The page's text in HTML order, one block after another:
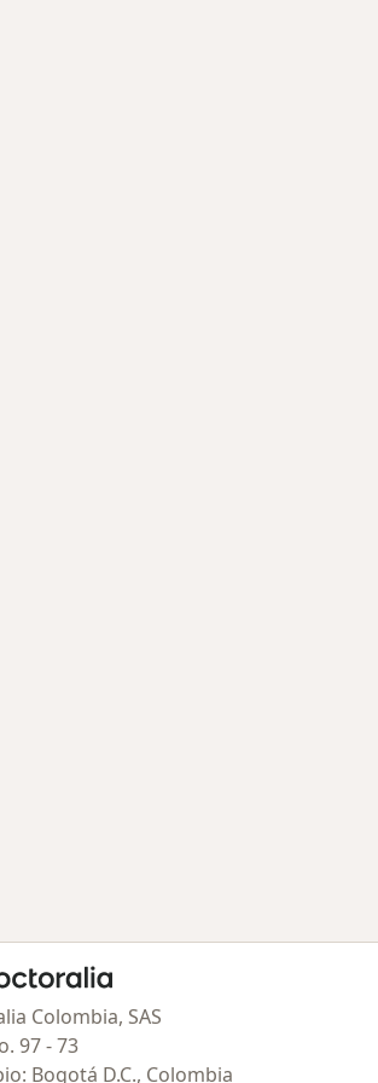
Página de inicio
Colombia, SAS
97 - 73
Bogotá D.C., Colombia